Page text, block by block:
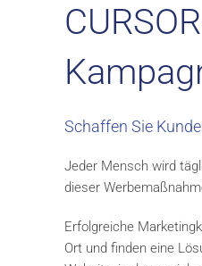
Schaffen Sie
Jeder Mensch wird
dieser
Erfolgreiche
Ort und finden eine